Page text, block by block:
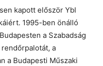
kapott először Ybl
1995-ben önálló
a Szabadság
a
a Budapesti Műszaki